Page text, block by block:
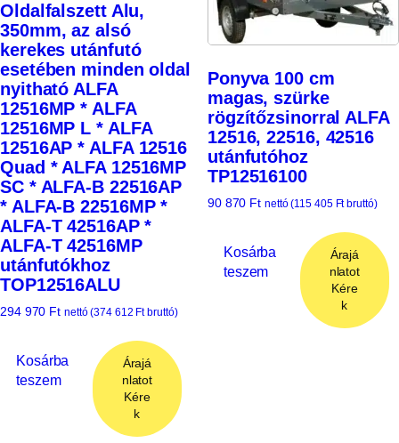
Oldalfalszett Alu,
350mm, az alsó
kerekes utánfutó
esetében minden oldal
nyitható ALFA
12516MP * ALFA
12516MP L * ALFA
12516AP * ALFA 12516
Quad * ALFA 12516MP
SC * ALFA-B 22516AP
* ALFA-B 22516MP *
ALFA-T 42516AP *
ALFA-T 42516MP
utánfutókhoz
TOP12516ALU
294 970 Ft nettó (374 612 Ftbruttó)
Kosárba
teszem
Árajá
nlatot
Kére
k
Ponyva 100 cm
magas, szürke
rögzítőzsinorral ALFA
12516, 22516, 42516
utánfutóhoz
TP12516100
90 870 Ft nettó (115 405 Ftbruttó)
Kosárba
teszem
Árajá
nlatot
Kére
k